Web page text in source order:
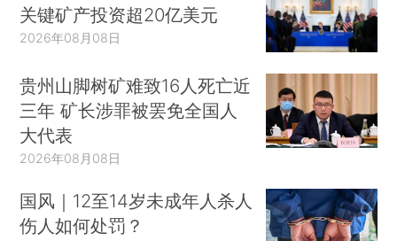
关键矿产投资超20亿美元
2026年08月08日
贵州山脚树矿难致16人死亡近
三年 矿长涉罪被罢免全国人
大代表
2026年08月08日
国风｜12至14岁未成年人杀人
伤人如何处罚？